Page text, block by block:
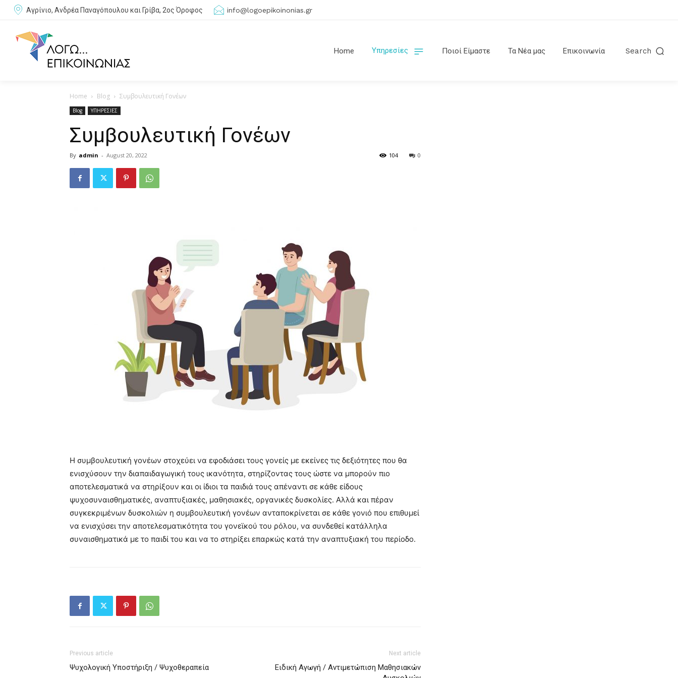
Αγρίνιο, Ανδρέα Παναγόπουλου και Γρίβα, 2ος Όροφος info@logoepikoinonias.gr
Home Υπηρεσίες Ποιοί Είμαστε Τα Νέα μας Επικοινωνία Search
Home Blog Συμβουλευτική Γονέων
Blog ΥΠΗΡΕΣΙΕΣ
Συμβουλευτική Γονέων
By admin - August 20, 2022 0
104
Η συμβουλευτική γονέων στοχεύει να εφοδιάσει τους γονείς με εκείνες τις δεξιότητες που θα
ενισχύσουν την διαπαιδαγωγική τους ικανότητα, στηρίζοντας τους ώστε να μπορούν πιο
αποτελεσματικά να στηρίξουν και οι ίδιοι τα παιδιά τους απέναντι σε κάθε είδους
ψυχοσυναισθηματικές, αναπτυξιακές, μαθησιακές, οργανικές δυσκολίες. Αλλά και πέραν
συγκεκριμένων δυσκολιών η συμβουλευτική γονέων ανταποκρίνεται σε κάθε γονιό που επιθυμεί
να ενισχύσει την αποτελεσματικότητα του γονεϊκού του ρόλου, να συνδεθεί κατάλληλα
συναισθηματικά με το παιδί του και να το στηρίξει επαρκώς κατά την αναπτυξιακή του περίοδο.
Previous article
Ψυχολογική Υποστήριξη / Ψυχοθεραπεία
Next article
Ειδική Αγωγή / Αντιμετώπιση Μαθησιακών